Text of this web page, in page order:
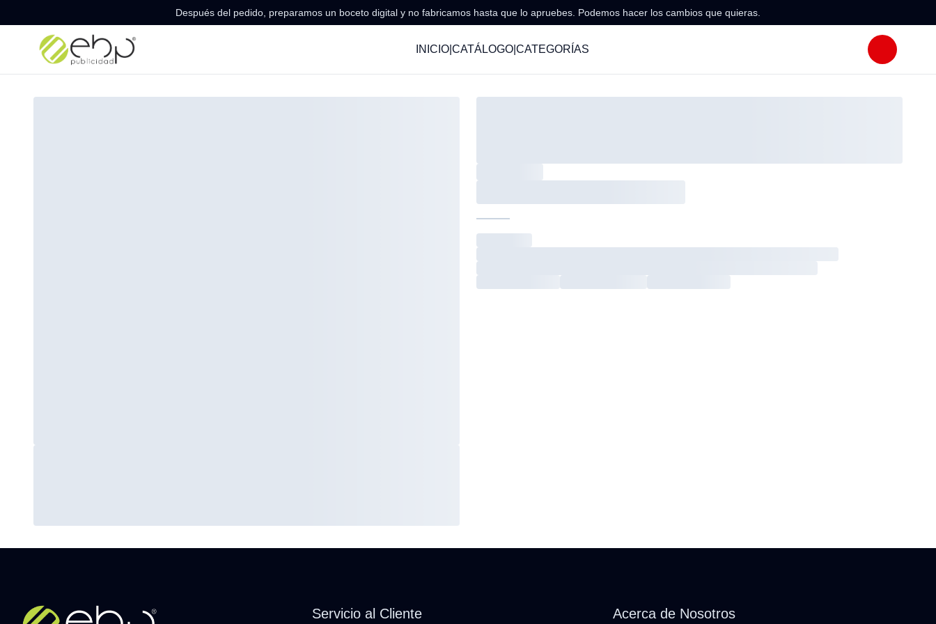
Después del pedido, preparamos un boceto digital y no fabricamos hasta que lo apruebes. Podemos hacer los cambios que quieras.
INICIO| CATÁLOGO| CATEGORÍAS
Servicio al Cliente Acerca de Nosotros